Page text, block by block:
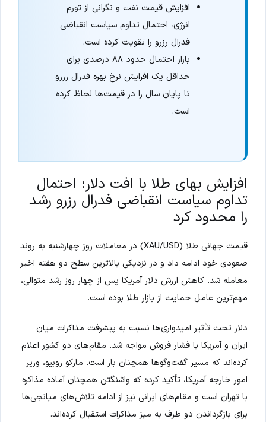
افزایش قیمت نفت و نگرانی از تورم
انرژی، احتمال تداوم سیاست انقباضی
فدرال رزرو را تقویت کرده است.
بازار احتمال حدود ۸۸ درصدی برای
حداقل یک افزایش نرخ بهره فدرال رزرو
تا پایان سال را در قیمت‌ها لحاظ کرده
است.
افزایش بهای طلا با افت دلار؛ احتمال
تداوم سیاست انقباضی فدرال رزرو رشد
را محدود کرد
قیمت جهانی طلا (XAU/USD) در معاملات روز چهارشنبه به روند
صعودی خود ادامه داد و در نزدیکی بالاترین سطح دو هفته اخیر
معامله شد. کاهش ارزش دلار آمریکا پس از چهار روز رشد متوالی،
مهم‌ترین عامل حمایت از بازار طلا بوده است.
دلار تحت تأثیر امیدواری‌ها نسبت به پیشرفت مذاکرات میان
ایران و آمریکا با فشار فروش مواجه شد. مقام‌های دو کشور اعلام
کرده‌اند که مسیر گفت‌وگوها همچنان باز است. مارکو روبیو، وزیر
امور خارجه آمریکا، تأکید کرده که واشنگتن همچنان آماده مذاکره
با تهران است و مقام‌های ایرانی نیز از ادامه تلاش‌های میانجی‌ها
برای بازگرداندن دو طرف به میز مذاکرات استقبال کرده‌اند.